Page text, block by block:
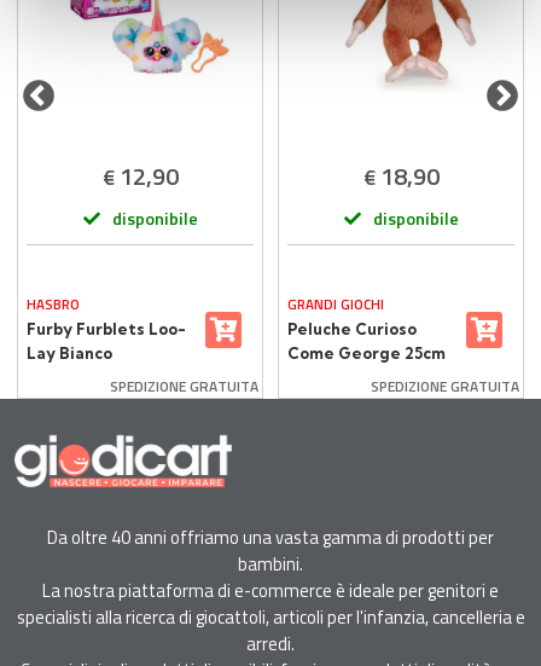
con altre informazioni che ha fornito loro o che hanno
raccolto dal suo utilizzo dei loro servizi.
€ 12,90
disponibile
HASBRO
Furby Furblets Loo-
Lay Bianco
SPEDIZIONE GRATUITA
€ 18,90
disponibile
GRANDI GIOCHI
Peluche Curioso
Come George 25cm
SPEDIZIONE GRATUITA
Da oltre 40 anni offriamo una vasta gamma di prodotti per
bambini.
La nostra piattaforma di e-commerce è ideale per genitori e
specialisti alla ricerca di giocattoli, articoli per l'infanzia, cancelleria e
arredi.